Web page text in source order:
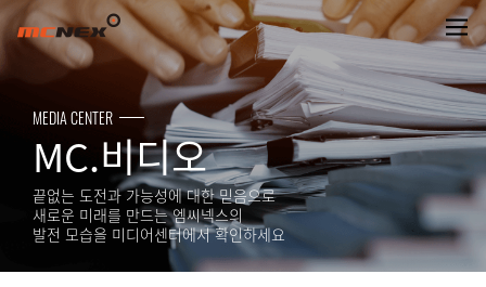
비디오
MEDIA CENTER
MC.비디오
끝없는 도전과 가능성에 대한 믿음으로
새로운 미래를 만드는 엠씨넥스의
발전 모습을 미디어센터에서 확인하세요